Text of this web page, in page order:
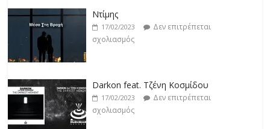
Ντίμης
17/02/2023
Δεν επιτρέπεται
σχολιασμός
Darkon feat. Τζένη Κοσμίδου
17/02/2023
Δεν επιτρέπεται
σχολιασμός